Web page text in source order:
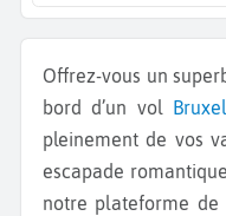
Offrez-vous un superbe séjour à Oslo ! Embarquez à
bord d’un vol
pleinement de vos
escapade
notre plateforme de